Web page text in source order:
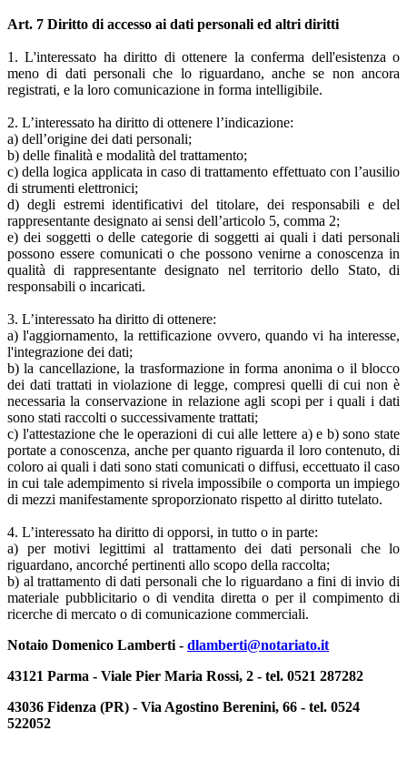
Art. 7 Diritto di accesso ai dati personali ed altri diritti
1. L'interessato ha diritto di ottenere la conferma dell'esistenza o
meno di dati personali che lo riguardano, anche se non ancora
registrati, e la loro comunicazione in forma intelligibile.
2. L’interessato ha diritto di ottenere l’indicazione:
a) dell’origine dei dati personali;
b) delle finalità e modalità del trattamento;
c) della logica applicata in caso di trattamento effettuato con l’ausilio
di strumenti elettronici;
d) degli estremi identificativi del titolare, dei responsabili e del
rappresentante designato ai sensi dell’articolo 5, comma 2;
e) dei soggetti o delle categorie di soggetti ai quali i dati personali
possono essere comunicati o che possono venirne a conoscenza in
qualità di rappresentante designato nel territorio dello Stato, di
responsabili o incaricati.
3. L’interessato ha diritto di ottenere:
a) l'aggiornamento, la rettificazione ovvero, quando vi ha interesse,
l'integrazione dei dati;
b) la cancellazione, la trasformazione in forma anonima o il blocco
dei dati trattati in violazione di legge, compresi quelli di cui non è
necessaria la conservazione in relazione agli scopi per i quali i dati
sono stati raccolti o successivamente trattati;
c) l'attestazione che le operazioni di cui alle lettere a) e b) sono state
portate a conoscenza, anche per quanto riguarda il loro contenuto, di
coloro ai quali i dati sono stati comunicati o diffusi, eccettuato il caso
in cui tale adempimento si rivela impossibile o comporta un impiego
di mezzi manifestamente sproporzionato rispetto al diritto tutelato.
4. L’interessato ha diritto di opporsi, in tutto o in parte:
a) per motivi legittimi al trattamento dei dati personali che lo
riguardano, ancorché pertinenti allo scopo della raccolta;
b) al trattamento di dati personali che lo riguardano a fini di invio di
materiale pubblicitario o di vendita diretta o per il compimento di
ricerche di mercato o di comunicazione commerciali.
Notaio Domenico Lamberti - dlamberti@notariato.it
43121 Parma - Viale Pier Maria Rossi, 2 - tel. 0521 287282
43036 Fidenza (PR) - Via Agostino Berenini, 66 - tel. 0524
522052